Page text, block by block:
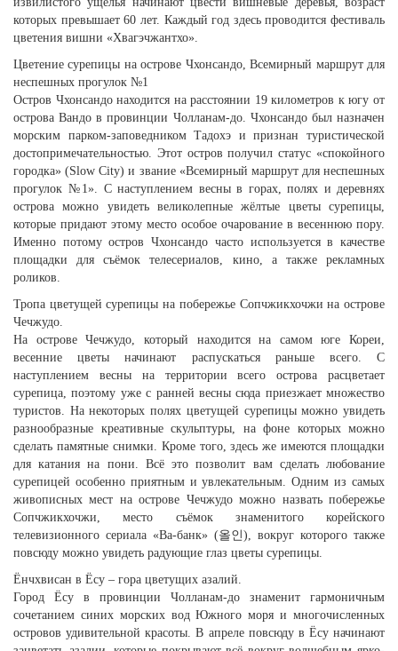
которых превышает 60 лет. Каждый год здесь проводится фестиваль
цветения вишни «Хвагэчжантхо».
Цветение сурепицы на острове Чхонсандо, Всемирный маршрут для
неспешных прогулок №1
Остров Чхонсандо находится на расстоянии 19 километров к югу от
острова Вандо в провинции Чолланам-до. Чхонсандо был назначен
морским парком-заповедником Тадохэ и признан туристической
достопримечательностью. Этот остров получил статус «спокойного
городка» (Slow City) и звание «Всемирный маршрут для неспешных
прогулок №1». С наступлением весны в горах, полях и деревнях
острова можно увидеть великолепные жёлтые цветы сурепицы,
которые придают этому место особое очарование в весеннюю пору.
Именно потому остров Чхонсандо часто используется в качестве
площадки для съёмок телесериалов, кино, а также рекламных
роликов.
Тропа цветущей сурепицы на побережье Сопчжикхочжи на острове
Чечжудо.
На острове Чечжудо, который находится на самом юге Кореи,
весенние цветы начинают распускаться раньше всего. С
наступлением весны на территории всего острова расцветает
сурепица, поэтому уже с ранней весны сюда приезжает множество
туристов. На некоторых полях цветущей сурепицы можно увидеть
разнообразные креативные скульптуры, на фоне которых можно
сделать памятные снимки. Кроме того, здесь же имеются площадки
для катания на пони. Всё это позволит вам сделать любование
сурепицей особенно приятным и увлекательным. Одним из самых
живописных мест на острове Чечжудо можно назвать побережье
Сопчжикхочжи, место съёмок знаменитого корейского
телевизионного сериала «Ва-банк» (올인), вокруг которого также
повсюду можно увидеть радующие глаз цветы сурепицы.
Ёнчхвисан в Ёсу – гора цветущих азалий.
Город Ёсу в провинции Чолланам-до знаменит гармоничным
сочетанием синих морских вод Южного моря и многочисленных
островов удивительной красоты. В апреле повсюду в Ёсу начинают